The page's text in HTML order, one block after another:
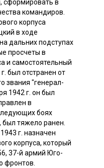
сформировать в
командиров.
корпуса
в ходе
дальних подступах
просчеты в
и самостоятельный
был отстранен от
звания "генерал-
1942 г. он был
в
боях
был тяжело ранен.
г. назначен
корпуса, который
37-й армий Юго-
фронтов.